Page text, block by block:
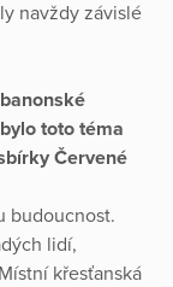
navždy závislé
toto téma
Červené
budoucnost.
lidí,
křesťanská